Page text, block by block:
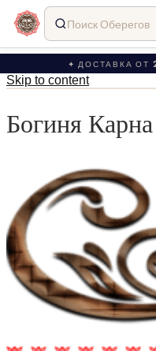
✦ ДОСТАВКА ОТ
Skip to content
Богиня Карна
Поиск Оберегов